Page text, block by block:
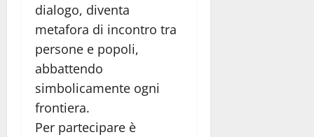
dialogo, diventa
metafora di incontro tra
persone e popoli,
abbattendo
simbolicamente ogni
frontiera.
Per partecipare è